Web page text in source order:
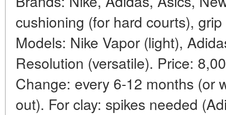
cushioning (for hard courts),
Models: Nike Vapor (light),
Resolution (versatile). Price:
Change: every 6-12 months (or
out). For clay: spikes needed